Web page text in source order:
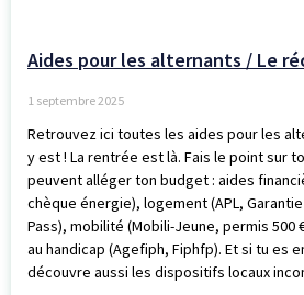
Aides pour les alternants / Le
1 septembre 2025
Retrouvez ici toutes les aides pour les
y est ! La rentrée est là. Fais le point sur
peuvent alléger ton budget : aides
chèque énergie), logement (APL,
Pass), mobilité (Mobili-Jeune, permis 500
au handicap (Agefiph, Fiphfp). Et si tu es
découvre aussi les dispositifs locaux